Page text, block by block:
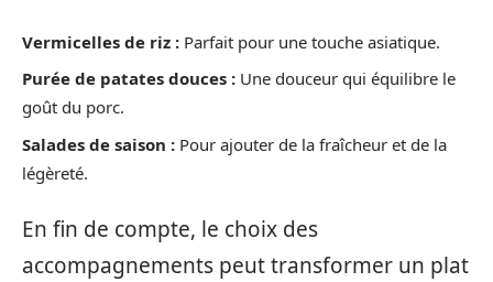
Vermicelles de riz : Parfait pour une touche asiatique.
Purée de patates douces : Une douceur qui équilibre le
goût du porc.
Salades de saison : Pour ajouter de la fraîcheur et de la
légèreté.
En fin de compte, le choix des
accompagnements peut transformer un plat